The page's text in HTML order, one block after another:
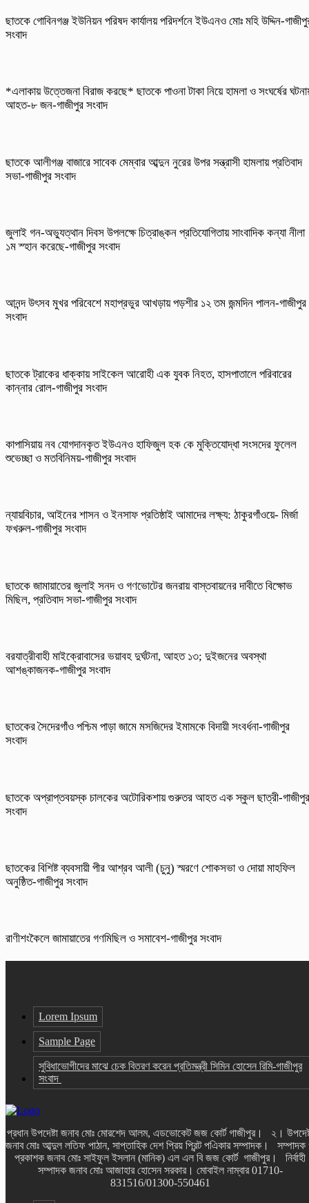
ছাতকে গোবিনগঞ্জ ইউনিয়ন পরিষদ কার্যালয় পরিদর্শনে ইউএনও মোঃ মহি উদ্দিন-
সংবাদ
*এলাকায় উত্তেজনা বিরাজ করছে* ছাতকে পাওনা টাকা নিয়ে হামলা ও সংঘর্ষের
আহত-৮ জন-গাজীপুর সংবাদ
ছাতকে আলীগঞ্জ বাজারে সাবেক মেম্বার আব্দুন নুরের উপর সন্ত্রাসী হামলায় প্রতিবাদ
সভা-গাজীপুর সংবাদ
জুলাই গন-অভ্যুত্থান দিবস উপলক্ষে চিত্রাঙ্কন প্রতিযোগিতায় সাংবাদিক কন্যা নীলা
১ম স্হান করেছে-গাজীপুর সংবাদ
আনন্দ উৎসব মুখর পরিবেশে মহাপ্রভুর আখড়ায় পড়শীর ১২ তম জন্মদিন পালন-গাজীপুর
সংবাদ
ছাতকে ট্রাকের ধাক্কায় সাইকেল আরোহী এক যুবক নিহত, হাসপাতালে পরিবারের
কান্নার রোল-গাজীপুর সংবাদ
কাপাসিয়ায় নব যোগদানকৃত ইউএনও হাফিজুল হক কে মুক্তিযোদ্ধা সংসদের ফুলেল
শুভেচ্ছা ও মতবিনিময়-গাজীপুর সংবাদ
ন্যায়বিচার, আইনের শাসন ও ইনসাফ প্রতিষ্ঠাই আমাদের লক্ষ্য: ঠাকুরগাঁওয়ে- মির্জা
ফখরুল-গাজীপুর সংবাদ
ছাতকে জামায়াতের জুলাই সনদ ও গণভোটের জনরায় বাস্তবায়নের দাবীতে বিক্ষোভ
মিছিল, প্রতিবাদ সভা-গাজীপুর সংবাদ
বরযাত্রীবাহী মাইক্রোবাসের ভয়াবহ দুর্ঘটনা, আহত ১৩; দুইজনের অবস্থা
আশঙ্কাজনক-গাজীপুর সংবাদ
ছাতকের সৈদেরগাঁও পশ্চিম পাড়া জামে মসজিদের ইমামকে বিদায়ী সংবর্ধনা-গাজীপুর
সংবাদ
ছাতকে অপ্রাপ্তবয়স্ক চালকের অটোরিকশায় গুরুতর আহত এক স্কুল ছাত্রী-গাজীপুর
সংবাদ
ছাতকের বিশিষ্ট ব্যবসায়ী পীর আশ্রব আলী (চুনু) স্মরণে শোকসভা ও দোয়া মাহফিল
অনুষ্ঠিত-গাজীপুর সংবাদ
রাণীশংকৈলে জামায়াতের গণমিছিল ও সমাবেশ-গাজীপুর সংবাদ
Lorem Ipsum
Sample Page
সুবিধাভোগীদের মাঝে চেক বিতরণ করেন প্রতিমন্ত্রী সিমিন হোসেন রিমি-গাজীপুর
সংবাদ
প্রধান উপদেষ্টা জনাব মোঃ মোরশেদ আলম, এডভোকেট জজ কোর্ট গাজীপুর। ২।
জনাব মোঃ আব্দুল লতিফ পাঠান, সাপ্তাহিক দেশ প্রিয় প্রিন্ট পএিকার সম্পাদক।
প্রকাশক জনাব মোঃ সাইফুল ইসলান (মানিক) এল এল বি জজ কোর্ট গাজীপুর। নির্বাহী
সম্পাদক জনাব মোঃ আজাহার হোসেন সরকার। মোবাইল নাম্বার 01710-
831516/01300-550461